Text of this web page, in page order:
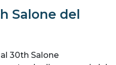
Salone del
30th Salone